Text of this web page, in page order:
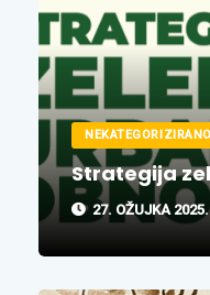
NEKATEGORIZIRANO
Strategija
27. OŽUJKA 2025.